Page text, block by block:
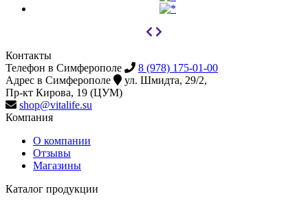
Контакты
Телефон в Симферополе
8 (978) 175-01-00
Адрес в Симферополе
ул. Шмидта, 29/2,
Пр-кт Кирова, 19 (ЦУМ)
shop@vitalife.su
Компания
О компании
Отзывы
Магазины
Каталог продукции